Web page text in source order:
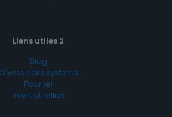
Liens utiles 2
Blog
O'xess nails systems
Pour iel
Yvert et tellier